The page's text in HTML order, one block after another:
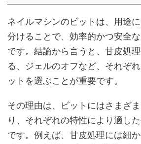
ネイルマシンのビットは、用途
分けることで、効率的かつ安全
です。結論から言うと、甘皮処
る、ジェルのオフなど、それぞ
ットを選ぶことが重要です。
その理由は、ビットにはさまざ
り、それぞれの特性により適し
です。例えば、甘皮処理には細